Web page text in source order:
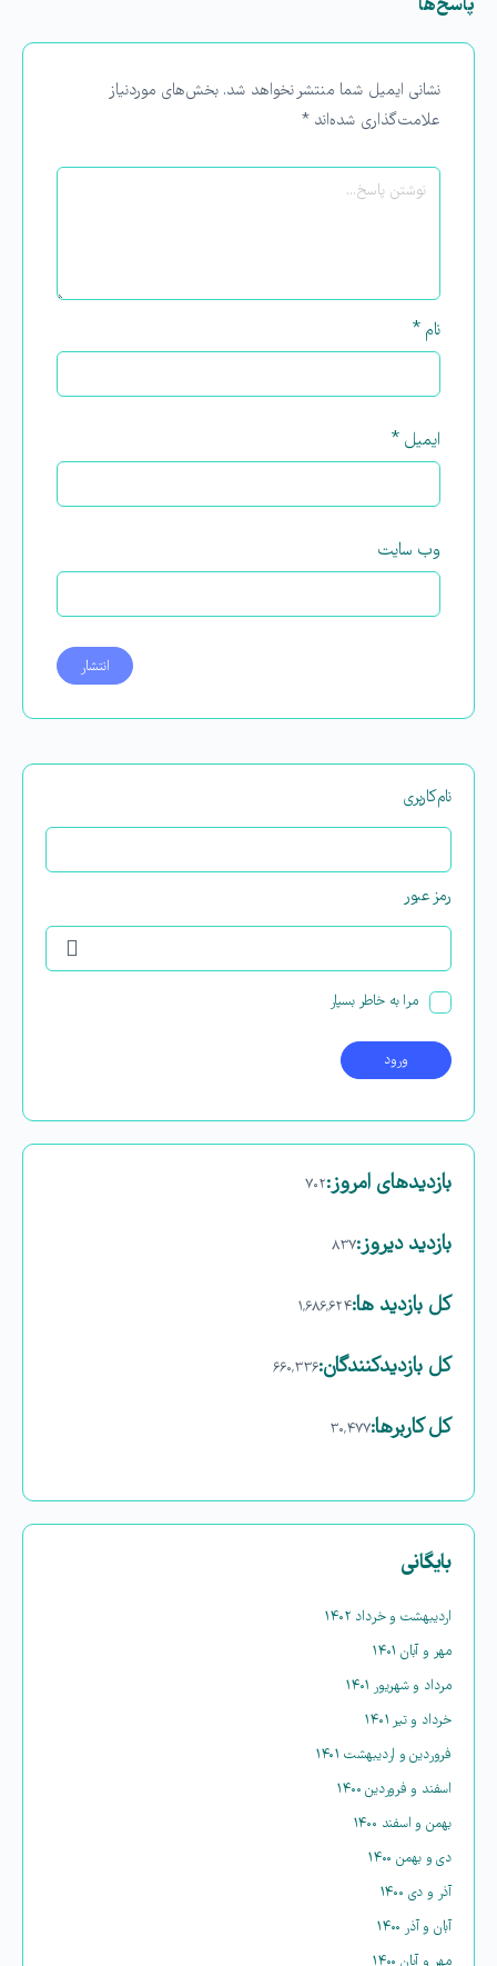
پاسخ‌ها
نشانی ایمیل شما منتشر نخواهد شد. بخش‌های موردنیاز
علامت‌گذاری شده‌اند *
نام *
ایمیل *
وب‌ سایت
نام‌کاربری
رمز عبور
مرا به خاطر بسپار
بازدیدهای امروز:۷۰۲
بازدید دیروز:۸۳۷
کل بازدید ها:۱,۶۸۶,۶۲۴
کل بازدیدکنند‌گان:۶۶۰,۳۳۶
کل کاربرها:۳۰,۴۷۷
بایگانی
اردیبهشت و خرداد ۱۴۰۲
مهر و آبان ۱۴۰۱
مرداد و شهریور ۱۴۰۱
خرداد و تیر ۱۴۰۱
فروردین و اردیبهشت ۱۴۰۱
اسفند و فروردین ۱۴۰۰
بهمن و اسفند ۱۴۰۰
دی و بهمن ۱۴۰۰
آذر و دی ۱۴۰۰
آبان و آذر ۱۴۰۰